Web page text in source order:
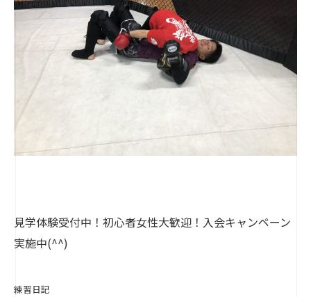
見学体験受付中！初心者女性大歓迎！入会キャンペーン
実施中(^^)
練習日記